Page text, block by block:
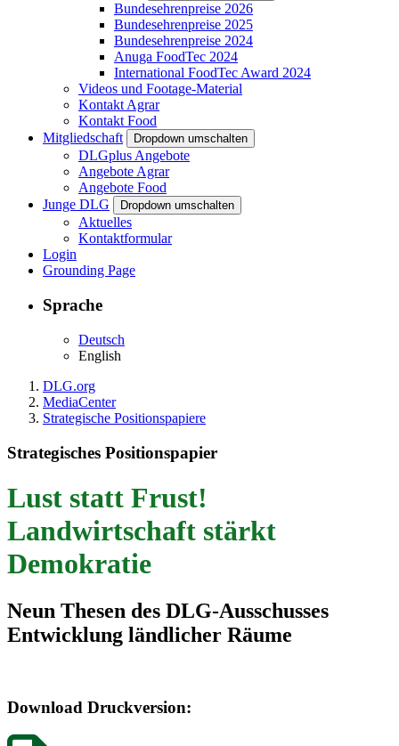
Bundesehrenpreise 2026
Bundesehrenpreise 2025
Bundesehrenpreise 2024
Anuga FoodTec 2024
International FoodTec Award 2024
Videos und Footage-Material
Kontakt Agrar
Kontakt Food
Mitgliedschaft
Dropdown umschalten
DLGplus Angebote
Angebote Agrar
Angebote Food
Junge DLG
Dropdown umschalten
Aktuelles
Kontaktformular
Login
Grounding Page
Sprache
Deutsch
English
DLG.org
MediaCenter
Strategische Positionspapiere
Strategisches Positionspapier
Lust statt Frust!
Landwirtschaft stärkt
Demokratie
Neun Thesen des DLG-Ausschusses
Entwicklung ländlicher Räume
Download Druckversion: